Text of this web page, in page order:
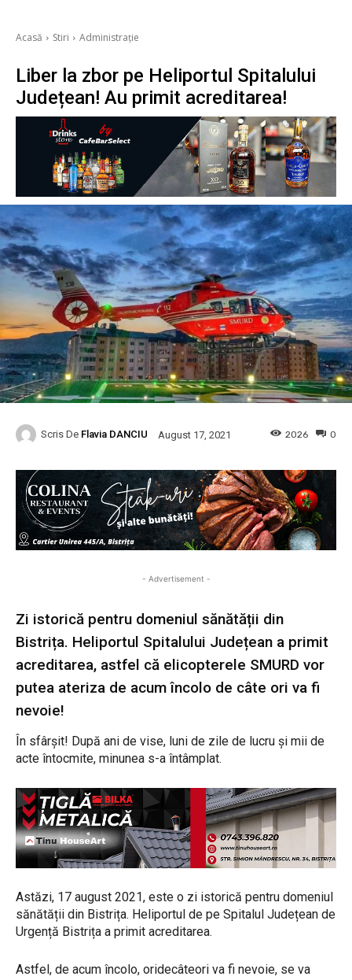
Acasă Stiri Administrație
Liber la zbor pe Heliportul Spitalului
Județean! Au primit acreditarea!
Scris De Flavia DANCIU August 17, 2021 0
2026
- Advertisement -
Zi istorică pentru domeniul sănătății din
Bistrița. Heliportul Spitalului Județean a primit
acreditarea, astfel că elicopterele SMURD vor
putea ateriza de acum încolo de câte ori va fi
nevoie!
În sfârșit! După ani de vise, luni de zile de lucru și mii de
acte întocmite, minunea s-a întâmplat.
Astăzi, 17 august 2021, este o zi istorică pentru domeniul
sănătății din Bistrița. Heliportul de pe Spitalul Județean de
Urgență Bistrița a primit acreditarea.
Astfel, de acum încolo, oridecâteori va fi nevoie, se va